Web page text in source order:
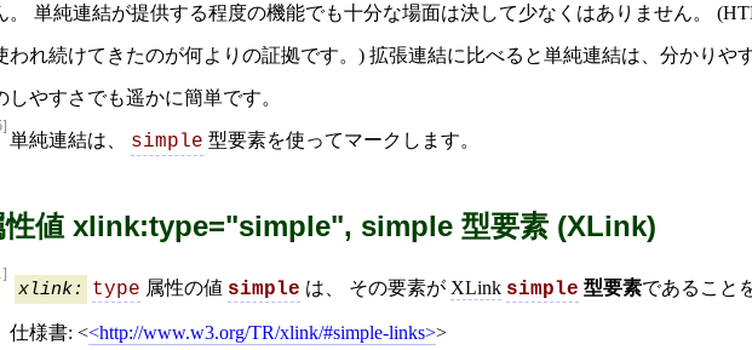
。 単純連結が提供する程度の機能でも十分な場面は決して少なくはありません。
われ続けてきたのが何よりの証拠です。) 拡張連結に比べると単純連結は、分かりや
しやすさでも遥かに簡単です。
単純連結は、 simple 型要素を使ってマークします。
性値 xlink:type="simple", simple 型要素 (XLink)
xlink: type 属性の値 simple は、 その要素が XLink simple 型要素であること
仕様書: < http://www.w3.org/TR/xlink/#simple-links >